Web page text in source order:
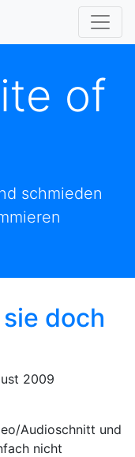
of
schmieden
doch
2009
Audioschnitt und
nicht